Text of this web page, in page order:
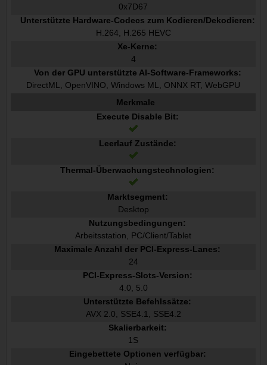
0x7D67
Unterstützte Hardware-Codecs zum Kodieren/Dekodieren:
H.264, H.265 HEVC
Xe-Kerne:
4
Von der GPU unterstützte AI-Software-Frameworks:
DirectML, OpenVINO, Windows ML, ONNX RT, WebGPU
Merkmale
Execute Disable Bit:
Leerlauf Zustände:
Thermal-Überwachungstechnologien:
Marktsegment:
Desktop
Nutzungsbedingungen:
Arbeitsstation, PC/Client/Tablet
Maximale Anzahl der PCI-Express-Lanes:
24
PCI-Express-Slots-Version:
4.0, 5.0
Unterstützte Befehlssätze:
AVX 2.0, SSE4.1, SSE4.2
Skalierbarkeit:
1S
Eingebettete Optionen verfügbar: